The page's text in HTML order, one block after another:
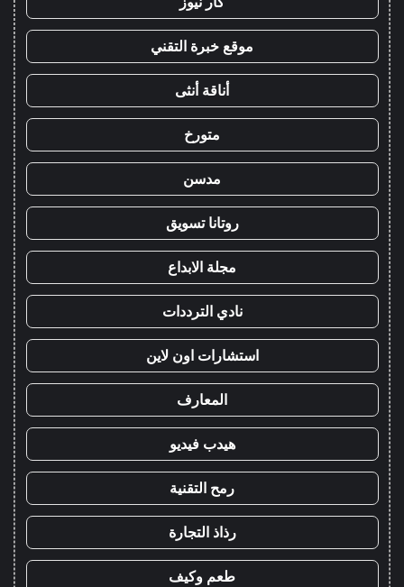
موقع خبرة التقني
أناقة أنثى
متورخ
مدسن
روتانا تسويق
مجلة الابداع
نادي الترددات
استشارات اون لاين
المعارف
هيدب فيديو
رمح التقنية
رذاذ التجارة
طعم وكيف